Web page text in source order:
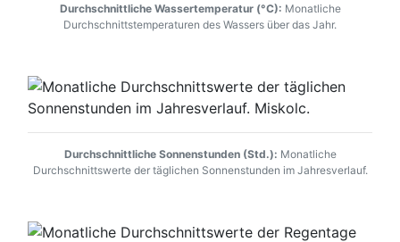
Durchschnittliche Wassertemperatur (°C): Monatliche
Durchschnittstemperaturen des Wassers über das Jahr.
Durchschnittliche Sonnenstunden (Std.): Monatliche
Durchschnittswerte der täglichen Sonnenstunden im Jahresverlauf.